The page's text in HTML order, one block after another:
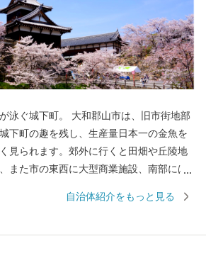
和郡山市は、旧市街地部
下町の趣を残し、生産量日本一の金魚を
見られます。郊外に行くと田畑や丘陵地
また市の東西に大型商業施設、南部には
ちです。 本市では、「あふれる夢と希望
自治体紹介をもっと見る